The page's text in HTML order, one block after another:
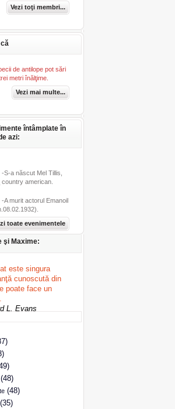
Vezi toţi membri...
de antilope pot sări
metri înălţime.
Vezi mai multe...
întâmplate în
azi:
-S-a născut Mel Tillis,
american.
-A murit actorul Emanoil
toate evenimentele
şi Maxime:
este singura
cunoscută din
poate face un
L. Evans
(48)